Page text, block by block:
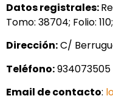
Datos registrales:
Tomo: 38704; Folio:
Dirección:C/
Teléfono:934073505
Email de contacto: